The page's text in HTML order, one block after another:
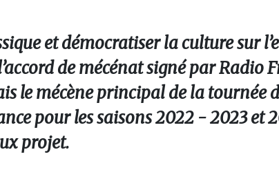
et démocratiser la culture sur
de mécénat signé par Radio
le mécène principal de la tournée
pour les saisons 2022 - 2023 et
projet.